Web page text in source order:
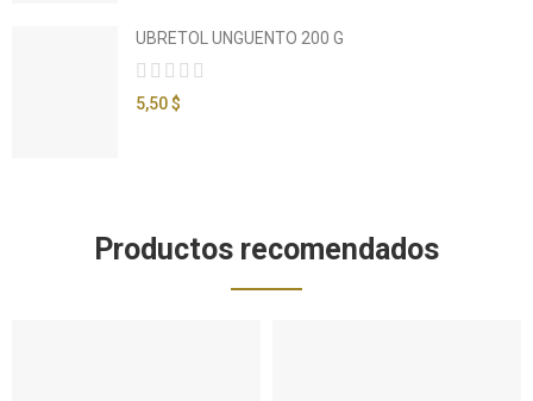
UBRETOL UNGUENTO 200 G
5,50 $
Productos recomendados